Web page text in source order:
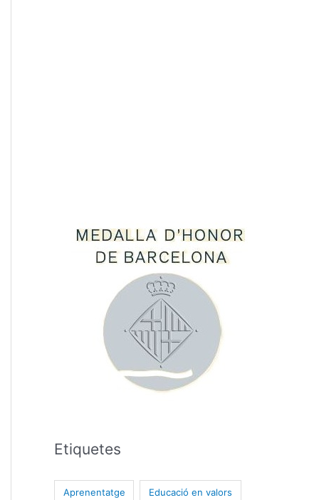
Etiquetes
Aprenentatge Educació en valors